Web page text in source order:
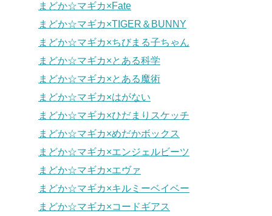
まどか☆マギカ×Fate
まどか☆マギカ×TIGER＆BUNNY
まどか☆マギカ×ちびまる子ちゃん
まどか☆マギカ×とある科学
まどか☆マギカ×とある魔術
まどか☆マギカ×はがない
まどか☆マギカ×ひだまりスケッチ
まどか☆マギカ×めだかボックス
まどか☆マギカ×エンジェルビーツ
まどか☆マギカ×エヴァ
まどか☆マギカ×キルミーベイベー
まどか☆マギカ×コードギアス